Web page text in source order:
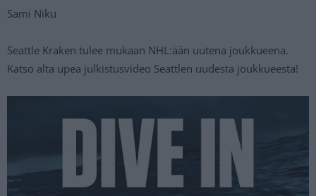
Sami Niku
Seattle Kraken tulee mukaan NHL:ään uutena joukkueena.
Katso alta upea julkistusvideo Seattlen uudesta joukkueesta!